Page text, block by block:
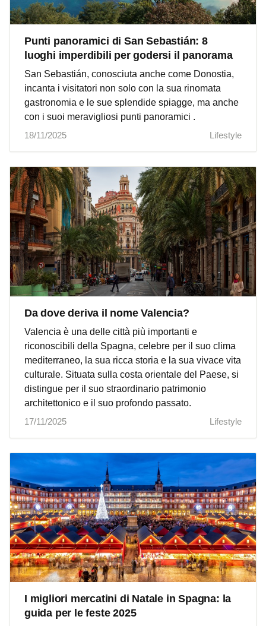
Punti panoramici di San Sebastián: 8
luoghi imperdibili per godersi il panorama
San Sebastián, conosciuta anche come Donostia,
incanta i visitatori non solo con la sua rinomata
gastronomia e le sue splendide spiagge, ma anche
con i suoi meravigliosi punti panoramici .
18/11/2025
Lifestyle
Da dove deriva il nome Valencia?
Valencia è una delle città più importanti e
riconoscibili della Spagna, celebre per il suo clima
mediterraneo, la sua ricca storia e la sua vivace vita
culturale. Situata sulla costa orientale del Paese, si
distingue per il suo straordinario patrimonio
architettonico e il suo profondo passato.
17/11/2025
Lifestyle
I migliori mercatini di Natale in Spagna: la
guida per le feste 2025